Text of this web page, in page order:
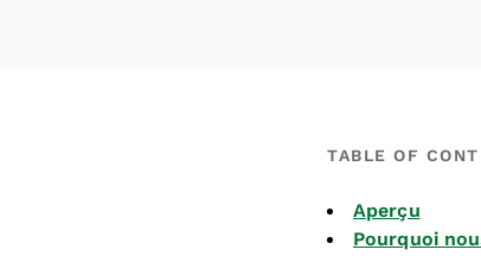
TABLE OF
Aperçu
Pourquoi